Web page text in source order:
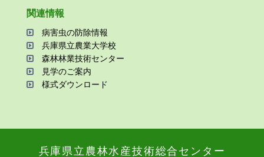
関連情報
病害⾍の防除情報
兵庫県⽴農業⼤学校
森林林業技術センター
⾒学のご案内
様式ダウンロード
兵庫県⽴農林⽔産技術総合センター